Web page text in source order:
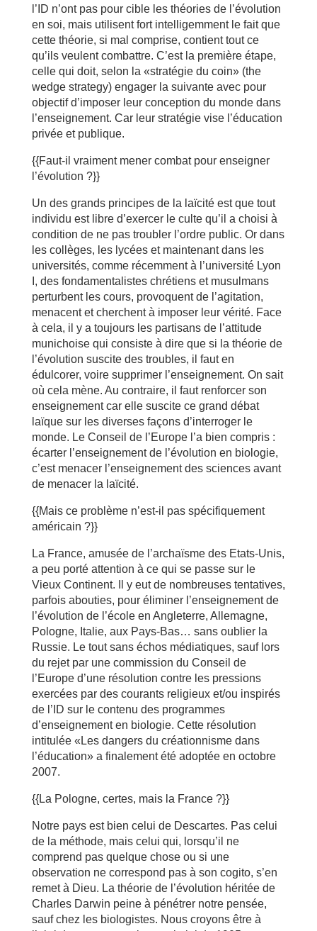
l’ID n’ont pas pour cible les théories de l’évolution
en soi, mais utilisent fort intelligemment le fait que
cette théorie, si mal comprise, contient tout ce
qu’ils veulent combattre. C’est la première étape,
celle qui doit, selon la «stratégie du coin» (the
wedge strategy) engager la suivante avec pour
objectif d’imposer leur conception du monde dans
l’enseignement. Car leur stratégie vise l’éducation
privée et publique.
{{Faut-il vraiment mener combat pour enseigner
l’évolution ?}}
Un des grands principes de la laïcité est que tout
individu est libre d’exercer le culte qu’il a choisi à
condition de ne pas troubler l’ordre public. Or dans
les collèges, les lycées et maintenant dans les
universités, comme récemment à l’université Lyon
I, des fondamentalistes chrétiens et musulmans
perturbent les cours, provoquent de l’agitation,
menacent et cherchent à imposer leur vérité. Face
à cela, il y a toujours les partisans de l’attitude
munichoise qui consiste à dire que si la théorie de
l’évolution suscite des troubles, il faut en
édulcorer, voire supprimer l’enseignement. On sait
où cela mène. Au contraire, il faut renforcer son
enseignement car elle suscite ce grand débat
laïque sur les diverses façons d’interroger le
monde. Le Conseil de l’Europe l’a bien compris :
écarter l’enseignement de l’évolution en biologie,
c’est menacer l’enseignement des sciences avant
de menacer la laïcité.
{{Mais ce problème n’est-il pas spécifiquement
américain ?}}
La France, amusée de l’archaïsme des Etats-Unis,
a peu porté attention à ce qui se passe sur le
Vieux Continent. Il y eut de nombreuses tentatives,
parfois abouties, pour éliminer l’enseignement de
l’évolution de l’école en Angleterre, Allemagne,
Pologne, Italie, aux Pays-Bas… sans oublier la
Russie. Le tout sans échos médiatiques, sauf lors
du rejet par une commission du Conseil de
l’Europe d’une résolution contre les pressions
exercées par des courants religieux et/ou inspirés
de l’ID sur le contenu des programmes
d’enseignement en biologie. Cette résolution
intitulée «Les dangers du créationnisme dans
l’éducation» a finalement été adoptée en octobre
2007.
{{La Pologne, certes, mais la France ?}}
Notre pays est bien celui de Descartes. Pas celui
de la méthode, mais celui qui, lorsqu’il ne
comprend pas quelque chose ou si une
observation ne correspond pas à son cogito, s’en
remet à Dieu. La théorie de l’évolution héritée de
Charles Darwin peine à pénétrer notre pensée,
sauf chez les biologistes. Nous croyons être à